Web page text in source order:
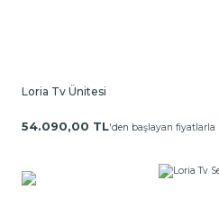
Loria Tv Ünitesi
54.090,00 TL'den başlayan fiyatlarla